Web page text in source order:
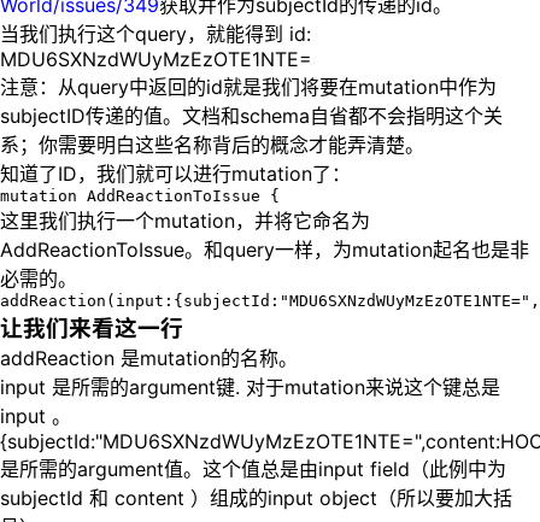
World/issues/349获取并作为subjectId的传递的id。
当我们执行这个query，就能得到 id:
MDU6SXNzdWUyMzEzOTE1NTE=
注意：从query中返回的id就是我们将要在mutation中作为
subjectID传递的值。文档和schema自省都不会指明这个关
系；你需要明白这些名称背后的概念才能弄清楚。
知道了ID，我们就可以进行mutation了：
这里我们执行一个mutation，并将它命名为
AddReactionToIssue。和query一样，为mutation起名也是非
必需的。
让我们来看这一行
addReaction 是mutation的名称。
input 是所需的argument键. 对于mutation来说这个键总是
input 。
是所需的argument值。这个值总是由input field（此例中为
subjectId 和 content ）组成的input object（所以要加大括